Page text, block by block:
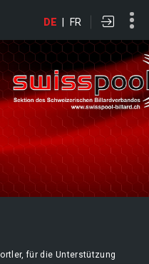
DE | FR
für die Unterstützung